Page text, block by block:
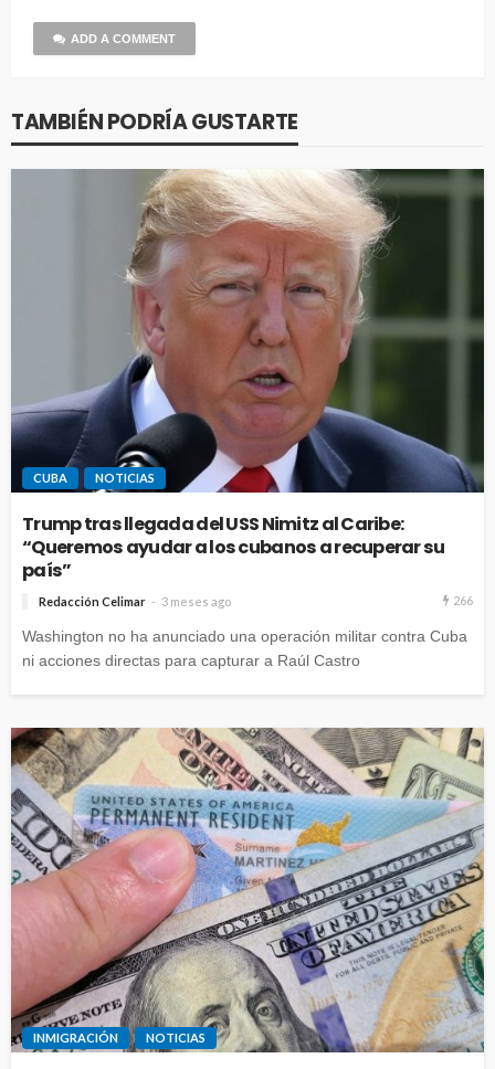
ADD A COMMENT
TAMBIÉN PODRÍA GUSTARTE
CUBA NOTICIAS
Trump tras llegada del USS Nimitz al Caribe:
“Queremos ayudar a los cubanos a recuperar su
país”
Redacción Celimar 3 meses ago 266
Washington no ha anunciado una operación militar contra Cuba
ni acciones directas para capturar a Raúl Castro
INMIGRACIÓN NOTICIAS